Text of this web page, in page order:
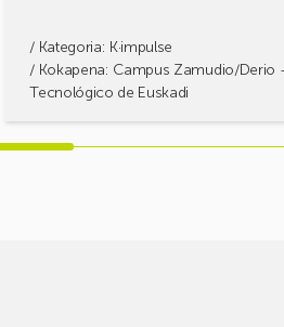
/ Kategoria: K·impulse
/ Kokapena: Campus Zamudio/Derio
Tecnológico de Euskadi